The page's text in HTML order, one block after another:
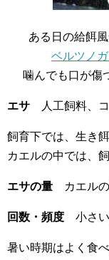
ある日の給餌
ベルツノ
噛んでも口が傷
エサ 人工飼料、
飼育下では、生き
カエルの中では、
エサの量 カエルの
回数・頻度 小さい
暑い時期はよく食